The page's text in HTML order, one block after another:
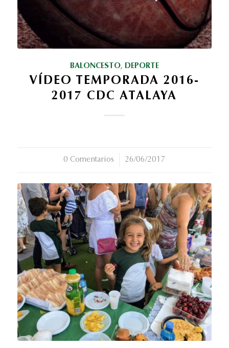
BALONCESTO, DEPORTE
VÍDEO TEMPORADA 2016-
2017 CDC ATALAYA
0 Comentarios
/ 26/06/2017